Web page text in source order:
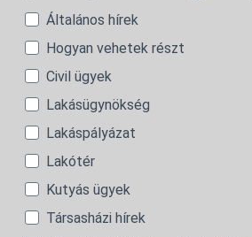
Általános hírek
Hogyan vehetek részt
Civil ügyek
Lakásügynökség
Lakáspályázat
Lakótér
Kutyás ügyek
Társasházi hírek